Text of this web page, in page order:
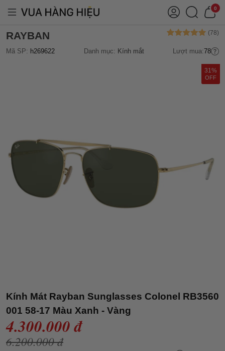
0
RAYBAN
Mã SP: h269622 Danh mục: Kính mắt Lượt mua:78
31%
OFF
Kính Mát Rayban Sunglasses Colonel RB3560
001 58-17 Màu Xanh - Vàng
4.300.000 đ
6.200.000 đ